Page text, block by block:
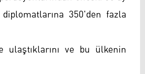
350'den fazla
ulaştıklarını ve bu ülkenin